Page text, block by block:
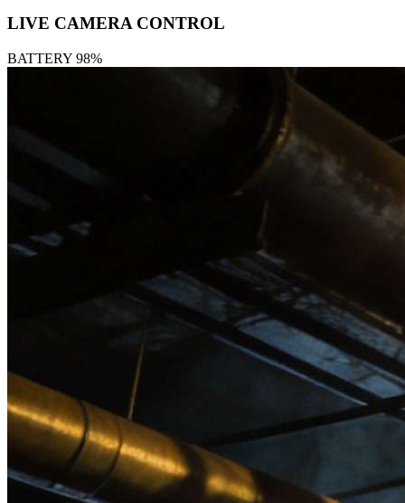
LIVE CAMERA CONTROL
BATTERY 98%